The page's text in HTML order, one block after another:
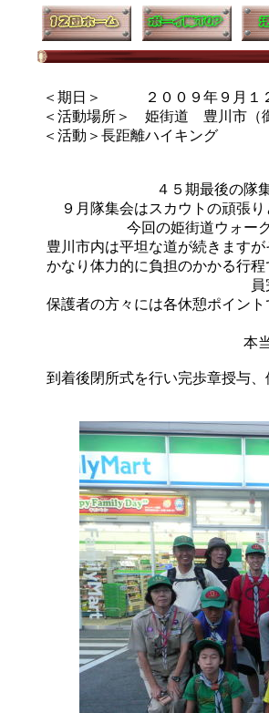
＜期日＞ ２００９年９月１２
＜活動場所＞ 姫街道 豊川市（
＜活動＞長距離ハイキング
４５期最後の隊
９月隊集会はスカウトの頑張
今回の姫街道ウォー
豊川市内は平坦な道が続きます
かなり体力的に負担のかかる行
保護者の方々には各休憩ポイン
本
到着後閉所式を行い完歩章授与